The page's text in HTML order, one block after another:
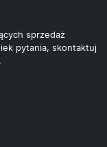
sprzedaż
pytania, skontaktuj